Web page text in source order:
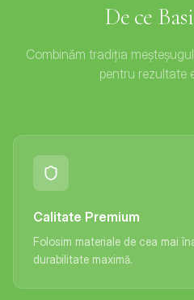
De ce
Combinăm tradiția
pentru rezultate
Calitate Premium
Folosim materiale de cea mai
durabilitate maximă.